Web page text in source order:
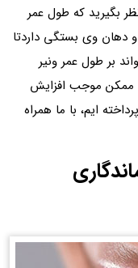
بگیرید که طول عمر
دهان وی بستگی داردتا
بر طول عمر ونیر
ممکن موجب افزایش
ایم، با ما همراه